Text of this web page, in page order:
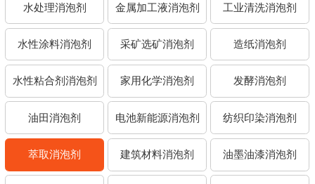
水处理消泡剂 金属加工液消泡剂 工业清洗消泡剂
水性涂料消泡剂 采矿选矿消泡剂 造纸消泡剂
水性粘合剂消泡剂 家用化学消泡剂 发酵消泡剂
油田消泡剂 电池新能源消泡剂 纺织印染消泡剂
萃取消泡剂 建筑材料消泡剂 油墨油漆消泡剂